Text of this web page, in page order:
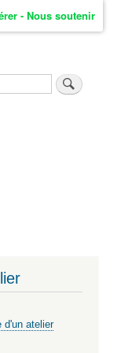
- Nous soutenir
d'un atelier